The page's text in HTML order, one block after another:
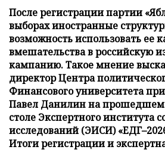
После регистрации партии
выборах иностранные
возможность использовать ее
вмешательства в российскую
кампанию. Такое мнение
директор Центра
Финансового университета
Павел Данилин на прошедшем
столе Экспертного института
исследований (ЭИСИ)
Итоги регистрации и